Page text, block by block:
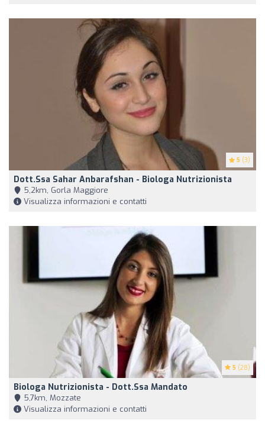
5 (3)
Dott.ssa Sahar Anbarafshan - Biologa Nutrizionista
5,2km, Gorla Maggiore
Visualizza informazioni e contatti
5 (28)
Biologa Nutrizionista - Dott.ssa Mandato
5,7km, Mozzate
Visualizza informazioni e contatti